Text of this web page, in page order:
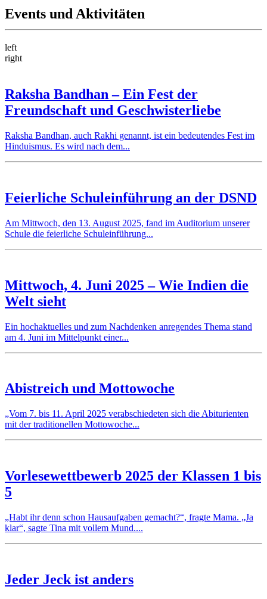
Events und Aktivitäten
left
right
Raksha Bandhan – Ein Fest der
Freundschaft und Geschwisterliebe
Raksha Bandhan, auch Rakhi genannt, ist ein bedeutendes Fest im
Hinduismus. Es wird nach dem...
Feierliche Schuleinführung an der DSND
Am Mittwoch, den 13. August 2025, fand im Auditorium unserer
Schule die feierliche Schuleinführung...
Mittwoch, 4. Juni 2025 – Wie Indien die
Welt sieht
Ein hochaktuelles und zum Nachdenken anregendes Thema stand
am 4. Juni im Mittelpunkt einer...
Abistreich und Mottowoche
„Vom 7. bis 11. April 2025 verabschiedeten sich die Abiturienten
mit der traditionellen Mottowoche...
Vorlesewettbewerb 2025 der Klassen 1 bis
5
„Habt ihr denn schon Hausaufgaben gemacht?“, fragte Mama. „Ja
klar“, sagte Tina mit vollem Mund....
Jeder Jeck ist anders